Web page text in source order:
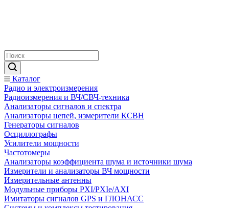
Каталог
Радио и электроизмерения
Радиоизмерения и ВЧ/СВЧ-техника
Анализаторы сигналов и спектра
Анализаторы цепей, измерители КСВН
Генераторы сигналов
Осциллографы
Усилители мощности
Частотомеры
Анализаторы коэффициента шума и источники шума
Измерители и анализаторы ВЧ мощности
Измерительные антенны
Модульные приборы PXI/PXIe/AXI
Имитаторы сигналов GPS и ГЛОНАСС